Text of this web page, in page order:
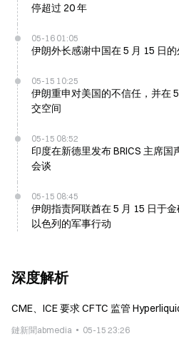
停超过 20 年
05-16 01:05
伊朗外长感谢中国在 5 月 15 日
05-15 10:25
伊朗重申对美国的不信任，并在
交空间
05-15 08:52
印度在新德里发布 BRICS 主席
会谈
05-15 08:45
伊朗指责阿联酋在 5 月 15 日于
以色列的军事行动
深度解析
CME、ICE 要求 CFTC 监管
鏈新聞abmedia 05-15 23:26